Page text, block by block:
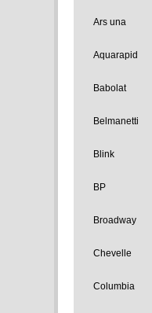
Ars una
Aquarapid
Babolat
Belmanetti
Blink
BP
Broadway
Chevelle
Columbia